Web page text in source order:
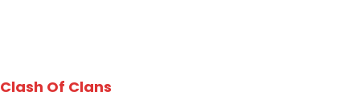
Clash Of Clans